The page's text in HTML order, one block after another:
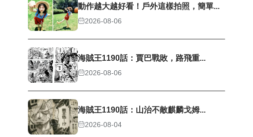
動作越大越好看！戶外這樣拍照，簡單...
2026-08-06
海賊王1190話：賈巴戰敗，路飛重...
2026-08-06
海賊王1190話：山治不敵麒麟戈姆...
2026-08-04